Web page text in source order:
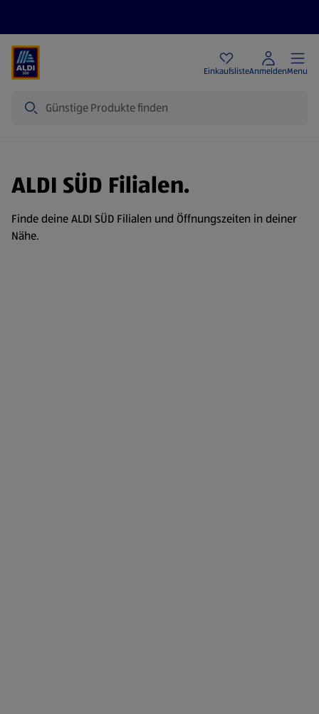
EinkaufslisteAnmeldenMenu
ALDI SÜD Filialen.
Finde deine ALDI SÜD Filialen und Öffnungszeiten in deiner
Nähe.